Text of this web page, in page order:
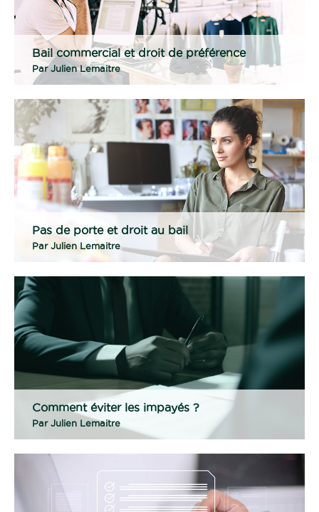
Bail commercial et droit de préférence
ParJulien Lemaitre
Pas de porte et droit au bail
Par Julien Lemaitre
Comment éviter les impayés ?
Par Julien Lemaitre